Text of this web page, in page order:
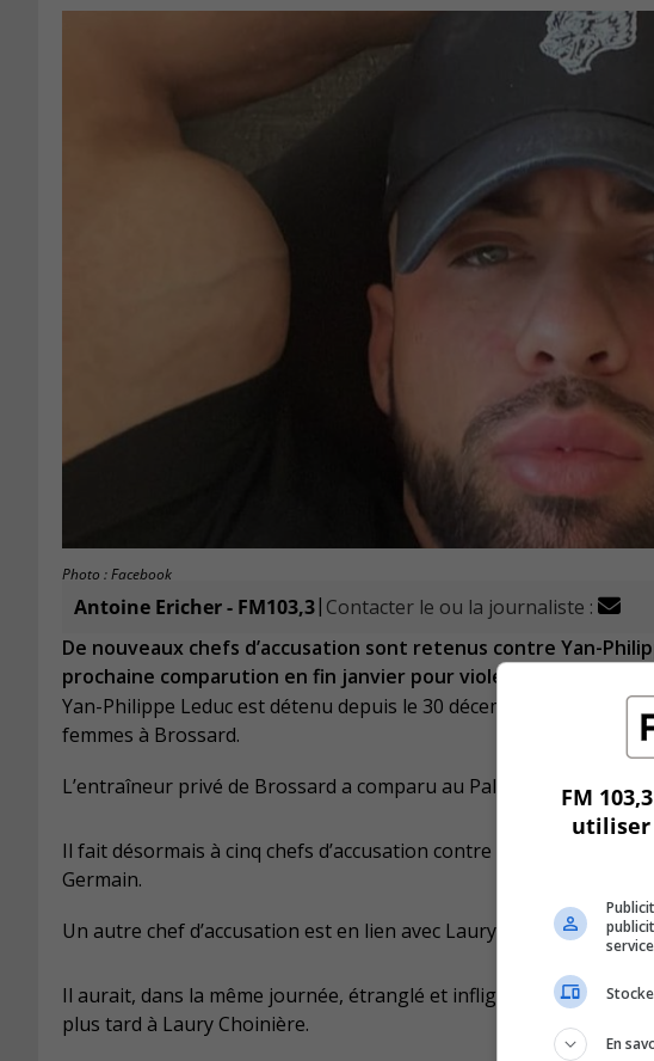
Photo : Facebook
Antoine Ericher - FM103,3| Contacter le ou la journaliste :
De nouveaux chefs d’accusation sont retenus contre Yan-
prochaine comparution en fin janvier pour violences conjugales
Yan-Philippe Leduc est détenu depuis le 30 décembre dernier
femmes à Brossard.
L’entraîneur privé de Brossard a comparu au Palais de Justice de
Il fait désormais à cinq chefs d’accusation contre lui, dont quatre
Germain.
Un autre chef d’accusation est en lien avec Laury Choinière.
Il aurait, dans la même journée, étranglé et infligé des lésions
plus tard à Laury Choinière.
FM
utiliser
En